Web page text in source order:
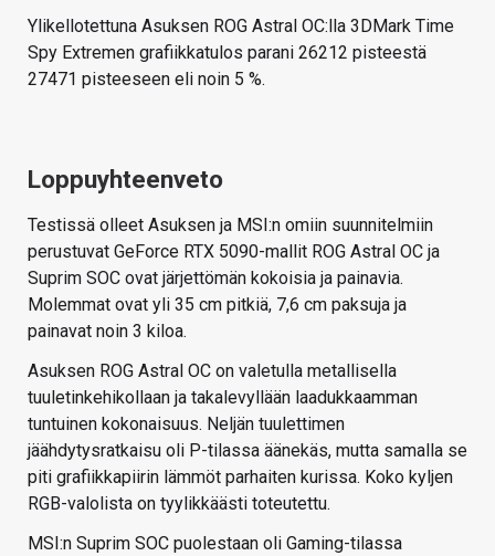
Ylikellotettuna Asuksen ROG Astral OC:lla 3DMark Time
Spy Extremen grafiikkatulos parani 26212 pisteestä
27471 pisteeseen eli noin 5 %.
Loppuyhteenveto
Testissä olleet Asuksen ja MSI:n omiin suunnitelmiin
perustuvat GeForce RTX 5090-mallit ROG Astral OC ja
Suprim SOC ovat järjettömän kokoisia ja painavia.
Molemmat ovat yli 35 cm pitkiä, 7,6 cm paksuja ja
painavat noin 3 kiloa.
Asuksen ROG Astral OC on valetulla metallisella
tuuletinkehikollaan ja takalevyllään laadukkaamman
tuntuinen kokonaisuus. Neljän tuulettimen
jäähdytysratkaisu oli P-tilassa äänekäs, mutta samalla se
piti grafiikkapiirin lämmöt parhaiten kurissa. Koko kyljen
RGB-valolista on tyylikkäästi toteutettu.
MSI:n Suprim SOC puolestaan oli Gaming-tilassa